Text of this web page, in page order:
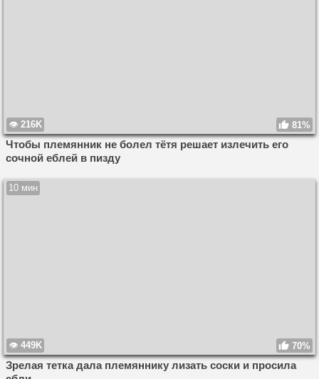
216K 81%
Чтобы племянник не болел тётя решает излечить его
сочной еблей в пизду
10 мин
449K 70%
Зрелая тетка дала племяннику лизать соски и просила